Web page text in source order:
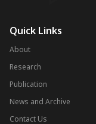
Quick Links
About
Research
Publication
News and Archive
Contact Us